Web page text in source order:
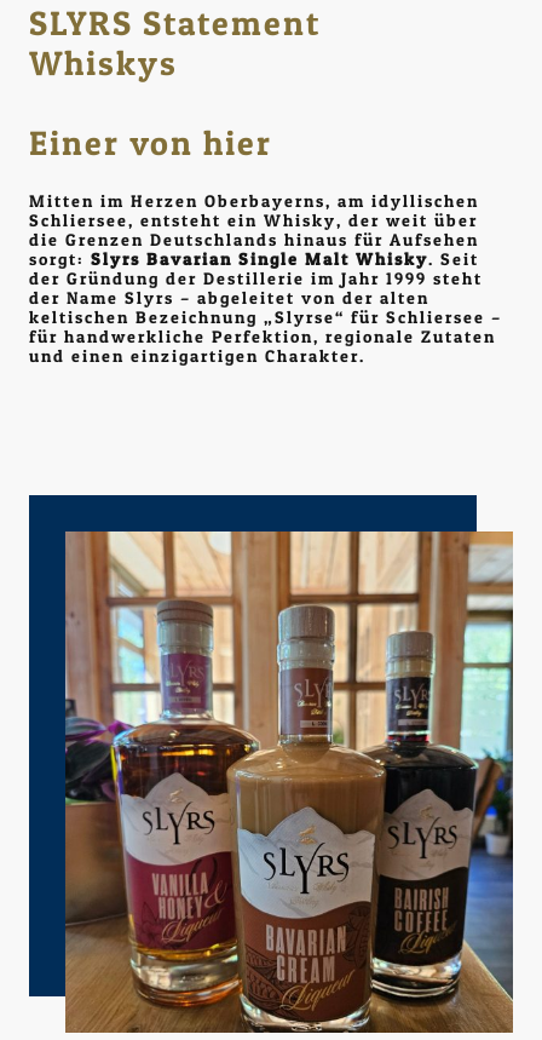
SLYRS Statement
Whiskys
Einer von hier
Mitten im Herzen Oberbayerns, am idyllischen
Schliersee, entsteht ein Whisky, der weit über
die Grenzen Deutschlands hinaus für Aufsehen
sorgt: Slyrs Bavarian Single Malt Whisky. Seit
der Gründung der Destillerie im Jahr 1999 steht
der Name Slyrs – abgeleitet von der alten
keltischen Bezeichnung „Slyrse“ für Schliersee –
für handwerkliche Perfektion, regionale Zutaten
und einen einzigartigen Charakter.